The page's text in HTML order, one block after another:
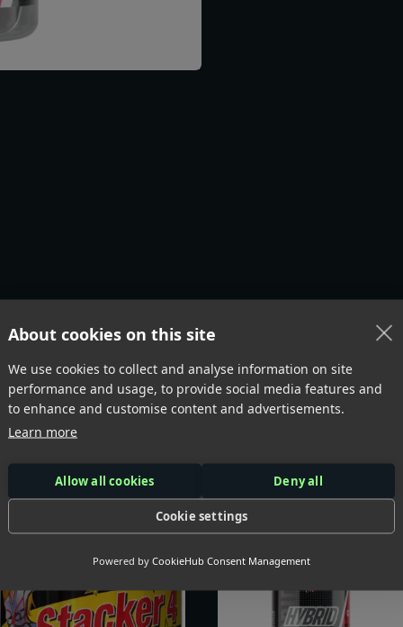
Misschien voor
producten
About cookies on this site
We use cookies to collect and analyse information on site
performance and usage, to provide social media features and
to enhance and customise content and advertisements.
Learn more
Allow all cookies Deny all
Cookie settings
Powered by CookieHub Consent Management